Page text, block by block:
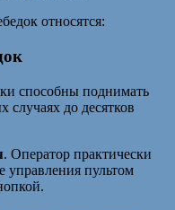
относятся:
способны поднимать
случаях до десятков
. Оператор практически
управления пультом